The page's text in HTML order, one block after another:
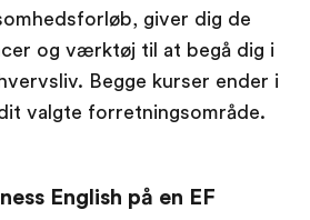
giver dig de
og værktøj til at begå dig i
Begge kurser ender i
valgte forretningsområde.
English på en EF